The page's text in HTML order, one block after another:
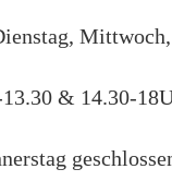
& 14.30-